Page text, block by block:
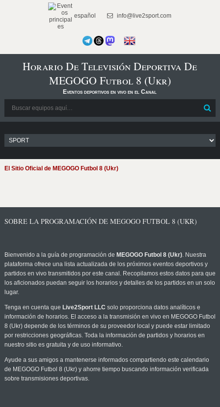
español info@live2sport.com
Horario De Televisión Deportiva De
MEGOGO Futbol 8 (Ukr)
Eventos deportivos en vivo en el Canal
El Sitio Oficial de MEGOGO Futbol 8 (Ukr)
SOBRE LA PROGRAMACIÓN DE MEGOGO FUTBOL 8 (UKR)
Bienvenido a la guía de programación de MEGOGO Futbol 8 (Ukr). Nuestra
plataforma ofrece una lista actualizada de los próximos eventos deportivos y
partidos en vivo transmitidos por este canal. Recopilamos estos datos para que
los aficionados puedan seguir los horarios y detalles de los partidos en un solo
lugar.
Tenga en cuenta que Live2Sport LLC solo proporciona datos analíticos e
información de horarios. El acceso a la transmisión en vivo en MEGOGO Futbol
8 (Ukr) depende de los términos de su proveedor local y puede estar limitado
por restricciones geográficas. Toda la información de partidos y horarios en
nuestro sitio es gratuita y de uso informativo.
Ayude a sus amigos a mantenerse informados compartiendo este calendario
de MEGOGO Futbol 8 (Ukr) y ahorre tiempo buscando información verificada
sobre transmisiones deportivas.